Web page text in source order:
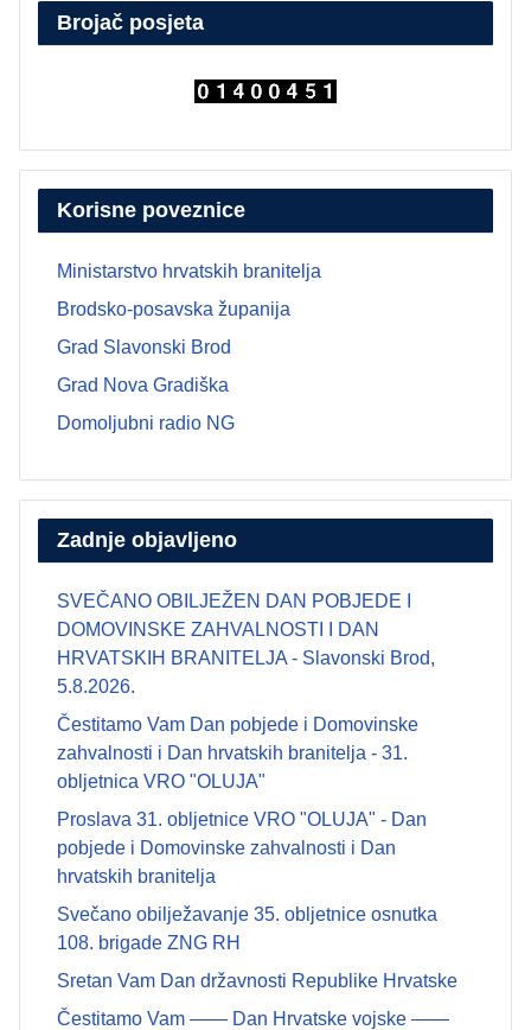
Brojač posjeta
Korisne poveznice
Ministarstvo hrvatskih branitelja
Brodsko-posavska županija
Grad Slavonski Brod
Grad Nova Gradiška
Domoljubni radio NG
Zadnje objavljeno
SVEČANO OBILJEŽEN DAN POBJEDE I
DOMOVINSKE ZAHVALNOSTI I DAN
HRVATSKIH BRANITELJA - Slavonski Brod,
5.8.2026.
Čestitamo Vam Dan pobjede i Domovinske
zahvalnosti i Dan hrvatskih branitelja - 31.
obljetnica VRO "OLUJA"
Proslava 31. obljetnice VRO "OLUJA" - Dan
pobjede i Domovinske zahvalnosti i Dan
hrvatskih branitelja
Svečano obilježavanje 35. obljetnice osnutka
108. brigade ZNG RH
Sretan Vam Dan državnosti Republike Hrvatske
Čestitamo Vam —— Dan Hrvatske vojske ——